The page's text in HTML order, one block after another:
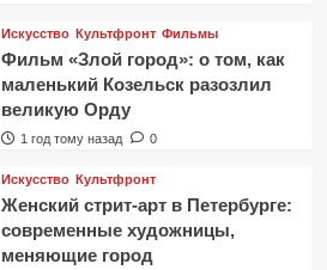
Искусство Культфронт Фильмы
Фильм «Злой город»: о том, как
маленький Козельск разозлил
великую Орду
1 год тому назад 0
Искусство Культфронт
Женский стрит-арт в Петербурге:
современные художницы,
меняющие город